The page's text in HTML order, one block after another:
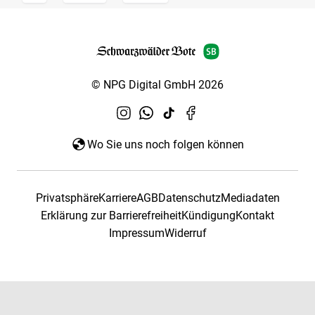
© NPG Digital GmbH 2026
Wo Sie uns noch folgen können
PrivatsphäreKarriereAGBDatenschutzMediadaten
Erklärung zur BarrierefreiheitKündigungKontakt
ImpressumWiderruf